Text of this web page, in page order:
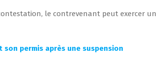
le contrevenant peut exercer un
permis après une suspension